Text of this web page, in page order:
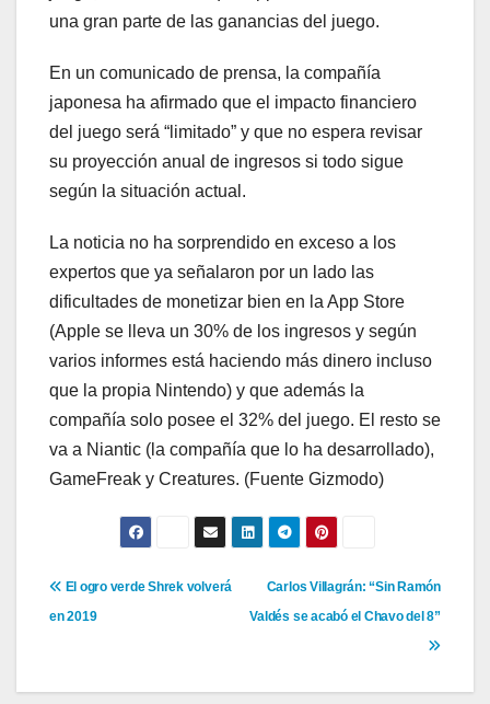
una gran parte de las ganancias del juego.
En un comunicado de prensa, la compañía
japonesa ha afirmado que el impacto financiero
del juego será “limitado” y que no espera revisar
su proyección anual de ingresos si todo sigue
según la situación actual.
La noticia no ha sorprendido en exceso a los
expertos que ya señalaron por un lado las
dificultades de monetizar bien en la App Store
(Apple se lleva un 30% de los ingresos y según
varios informes está haciendo más dinero incluso
que la propia Nintendo) y que además la
compañía solo posee el 32% del juego. El resto se
va a Niantic (la compañía que lo ha desarrollado),
GameFreak y Creatures. (Fuente Gizmodo)
Navegación
entradas
Carlos Villagrán: “Sin Ramón
Valdés se acabó el Chavo del 8”
El ogro verde Shrek volverá
en 2019